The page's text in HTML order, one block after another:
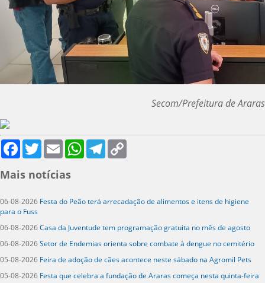
Secom/Prefeitura de Araras
FacebookTwitter Email WhatsAppTelegram
Mais notícias
06-08-2026 Festa do Peão terá arrecadação de alimentos e itens de higiene
para o Fuss
06-08-2026Casa da Juventude tem programação gratuita no mês de agosto
06-08-2026Setor de Endemias orienta sobre combate à dengue no cemitério
05-08-2026 Feira de adoção de cães acontece neste sábado na Agromil Pets
05-08-2026 Festa que celebra a fundação de Araras começa nesta quinta-feira